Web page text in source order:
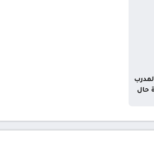
حال